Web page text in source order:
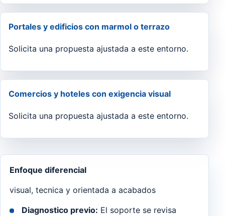
Portales y edificios con marmol o terrazo
Solicita una propuesta ajustada a este entorno.
Comercios y hoteles con exigencia visual
Solicita una propuesta ajustada a este entorno.
Enfoque diferencial
visual, tecnica y orientada a acabados
Diagnostico previo: El soporte se revisa